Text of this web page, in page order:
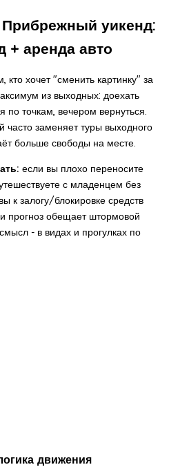
уикенд:
+ аренда авто
кто хочет "сменить картинку" за
из выходных: доехать
по точкам, вечером вернуться.
часто заменяет туры выходного
больше свободы на месте.
если вы плохо переносите
с младенцем без
к залогу/блокировке средств
прогноз обещает штормовой
- в видах и прогулках по
движения